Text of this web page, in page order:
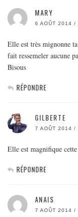
MARY
6 AOÛT 2014 /
Elle est très mignonne
fait ressemeler aucune
Bisous
RÉPONDRE
GILBERTE
7 AOÛT 2014 /
Elle est magnifique
RÉPONDRE
ANAIS
7 AOÛT 2014 /